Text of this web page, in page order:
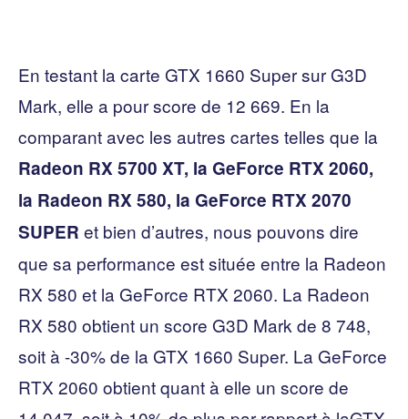
En testant la carte GTX 1660 Super sur G3D
Mark, elle a pour score de 12 669. En la
comparant avec les autres cartes telles que la
Radeon RX 5700 XT, la GeForce RTX 2060,
la Radeon RX 580, la GeForce RTX 2070
SUPER et bien d’autres, nous pouvons dire
que sa performance est située entre la Radeon
RX 580 et la GeForce RTX 2060. La Radeon
RX 580 obtient un score G3D Mark de 8 748,
soit à -30% de la GTX 1660 Super. La GeForce
RTX 2060 obtient quant à elle un score de